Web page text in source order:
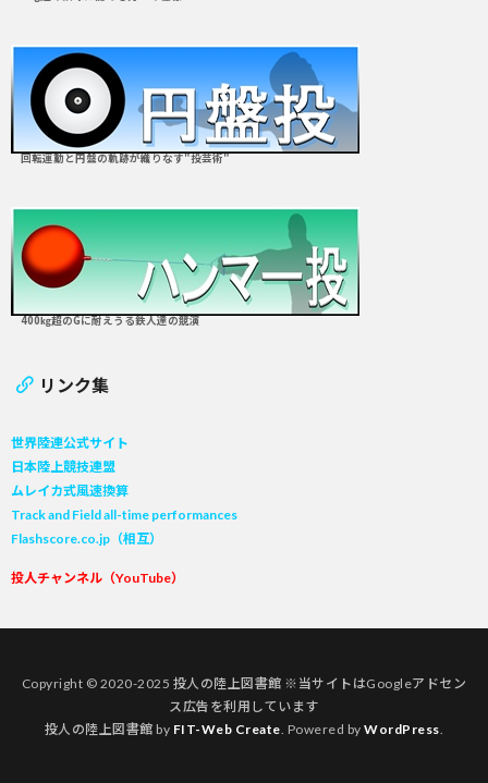
回転運動と円盤の軌跡が織りなす"投芸術"
400㎏超のGに耐えうる鉄人達の競演
リンク集
世界陸連公式サイト
日本陸上競技連盟
ムレイカ式風速換算
Track and Field all-time performances
Flashscore.co.jp（相互）
投人チャンネル（YouTube）
Copyright © 2020-2025 投人の陸上図書館 ※当サイトはGoogleアドセン
ス広告を利用しています
投人の陸上図書館 by FIT-Web Create. Powered byWordPress.